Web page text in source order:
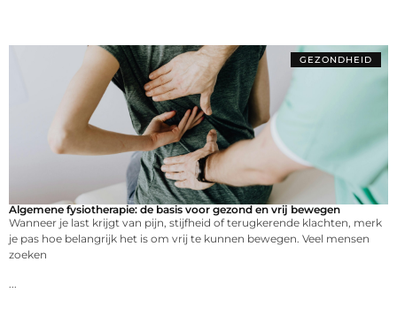
GEZONDHEID
Algemene fysiotherapie: de basis voor gezond en vrij bewegen
Wanneer je last krijgt van pijn, stijfheid of terugkerende klachten, merk
je pas hoe belangrijk het is om vrij te kunnen bewegen. Veel mensen
zoeken